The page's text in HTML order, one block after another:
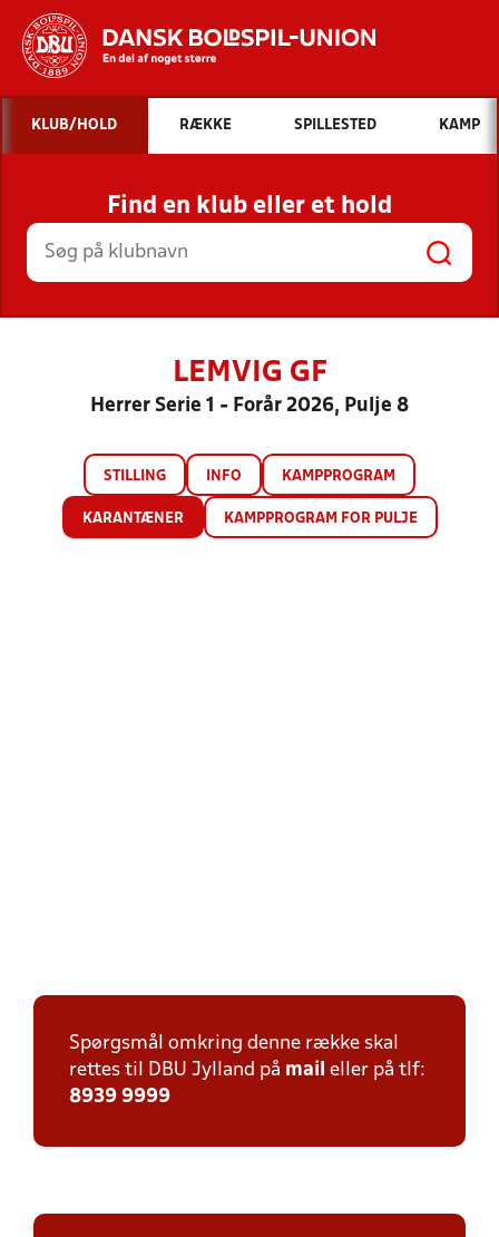
Hvad vil du søge efter?
INDHOLD OG NYHEDER
STILLINGER, RESULTATER, KLUBBER OG
HOLD
KLUB/HOLD RÆKKE SPILLESTED KAMP
Find en klub eller et hold
LEMVIG GF
Herrer Serie 1 - Forår 2026, Pulje 8
STILLING INFO KAMPPROGRAM
KARANTÆNER KAMPPROGRAM FOR PULJE
Spørgsmål omkring denne række skal
rettes til DBU Jylland på mail eller på tlf:
8939 9999